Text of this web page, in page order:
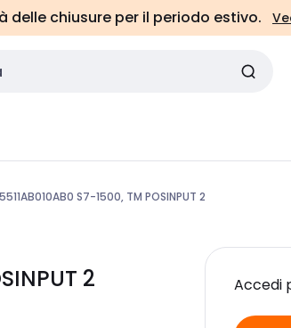
delle chiusure per il periodo estivo.
S7-1500, TM POSINPUT 2
2 Accedi